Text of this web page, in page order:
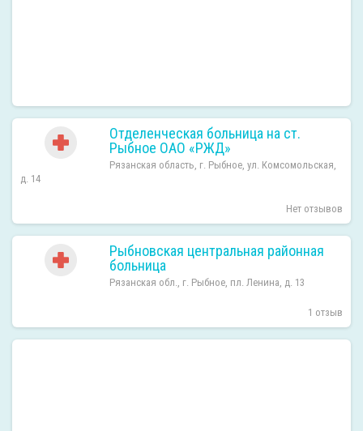
Отделенческая больница на ст.
Рыбное ОАО «РЖД»
Рязанская область, г. Рыбное, ул. Комсомольская,
д. 14
Нет отзывов
Рыбновская центральная районная
больница
Рязанская обл., г. Рыбное, пл. Ленина, д. 13
1 отзыв